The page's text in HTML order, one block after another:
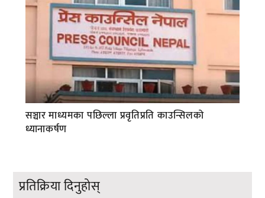
सञ्चार माध्यमका पछिल्ला प्रवृतिप्रति काउन्सिलको
ध्यानाकर्षण
प्रतिक्रिया दिनुहोस्